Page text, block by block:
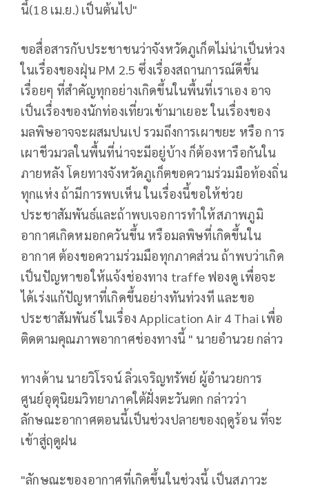
นี้(18 เม.ย.) เป็นต้นไป"
ขอสื่อสารกับประชาชนว่าจังหวัดภูเก็ตไม่น่าเป็นห่วง
ในเรื่องของฝุ่น PM 2.5 ซึ่งเรื่องสถานการณ์ดีขึ้น
เรื่อยๆ ที่สำคัญทุกอย่างเกิดขึ้นในพื้นที่เราเอง อาจ
เป็นเรื่องของนักท่องเที่ยวเข้ามาเยอะ ในเรื่องของ
มลพิษอาจจะผสมปนเป รวมถึงการเผาขยะ หรือ การ
เผาชีวมวลในพื้นที่น่าจะมีอยู่บ้าง ก็ต้องหารือกันใน
ภายหลัง โดยทางจังหวัดภูเก็ตขอความร่วมมือท้องถิ่น
ทุกแห่ง ถ้ามีการพบเห็น ในเรื่องนี้ขอให้ช่วย
ประชาสัมพันธ์และถ้าพบเจอการทำให้สภาพภูมิ
อากาศเกิดหมอกควันขึ้น หรือมลพิษที่เกิดขึ้นใน
อากาศ ต้องขอความร่วมมือทุกภาคส่วน ถ้าพบว่าเกิด
เป็นปัญหาขอให้แจ้งช่องทาง traffe ฟองดู เพื่อจะ
ได้เร่งแก้ปัญหาที่เกิดขึ้นอย่างทันท่วงที และขอ
ประชาสัมพันธ์ ในเรื่อง Application Air 4 Thai เพื่อ
ติดตามคุณภาพอากาศช่องทางนี้ " นายอำนวย กล่าว
ทางด้าน นายวิโรจน์ ลิ่วเจริญทรัพย์ ผู้อำนวยการ
ศูนย์อุตุนิยมวิทยาภาคใต้ฝั่งตะวันตก กล่าวว่า
ลักษณะอากาศตอนนี้เป็นช่วงปลายของฤดูร้อน ที่จะ
เข้าสู่ฤดูฝน
"ลักษณะของอากาศที่เกิดขึ้นในช่วงนี้ เป็นสภาวะ